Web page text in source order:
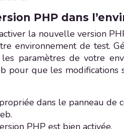
PHP dans
la nouvelle version
environnement de test.
les paramètres de votre
pour que les modifications
dans le panneau de
PHP est bien activée.